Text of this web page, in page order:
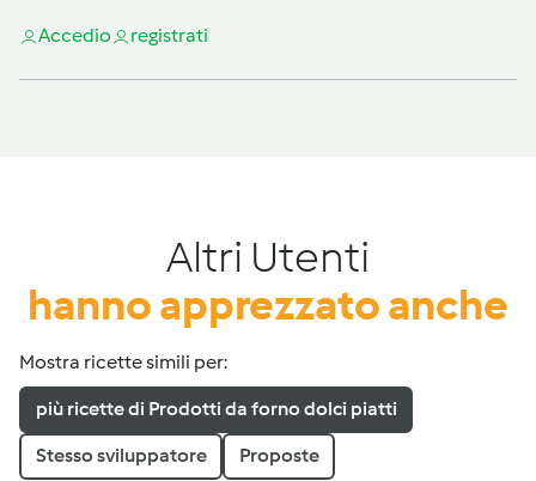
Accedio registrati
Altri Utenti
hanno apprezzato anche
Mostra ricette simili per:
più ricette di Prodotti da forno dolci piatti
Stesso sviluppatore Proposte